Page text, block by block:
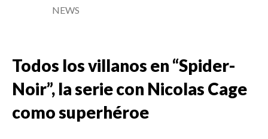
NEWS
Todos los villanos en “Spider-
Noir”, la serie con Nicolas Cage
como superhéroe